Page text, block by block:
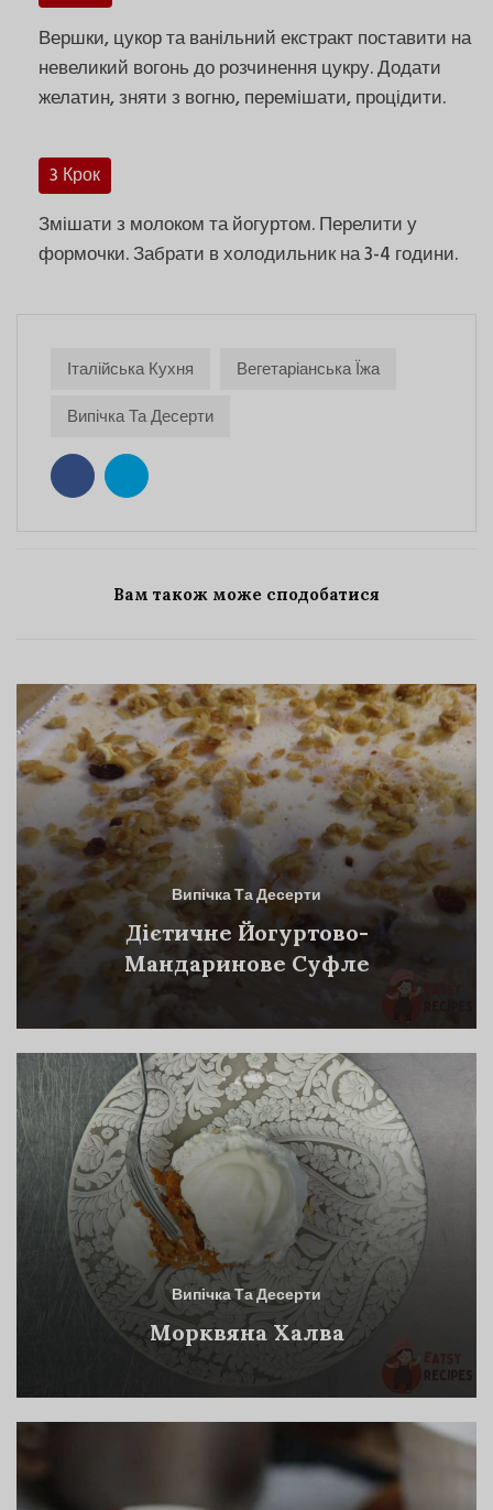
Вершки, цукор та ванільний екстракт поставити на
невеликий вогонь до розчинення цукру. Додати
желатин, зняти з вогню, перемішати, процідити.
3 Крок
Змішати з молоком та йогуртом. Перелити у
формочки. Забрати в холодильник на 3-4 години.
Італійська Кухня
Вегетаріанська Їжа
Випічка Та Десерти
Вам також може сподобатися
Випічка Та Десерти
Дієтичне Йогуртово-
Мандаринове Суфле
Випічка Та Десерти
Морквяна Халва